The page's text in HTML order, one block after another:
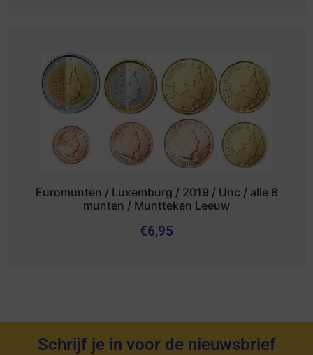
Euromunten / Luxemburg / 2019 / Unc / alle 8
munten / Muntteken Leeuw
€6,95
Schrijf je in voor de nieuwsbrief